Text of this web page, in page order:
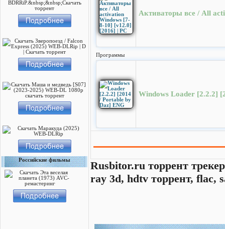
Российские фильмы
Активаторы все / All
Программы
Windows Loader [2.2.2]
Rusbitor.ru торрент
ray 3d, hdtv торрент, flac,